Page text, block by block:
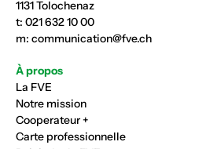
1131 Tolochenaz
t: 021 632 10 00
m: communication@fve.ch
À propos
La FVE
Notre mission
Cooperateur +
Carte professionnelle